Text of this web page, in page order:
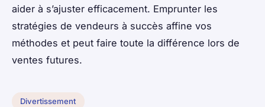
aider à s’ajuster efficacement. Emprunter les
stratégies de vendeurs à succès affine vos
méthodes et peut faire toute la différence lors de
ventes futures.
Divertissement